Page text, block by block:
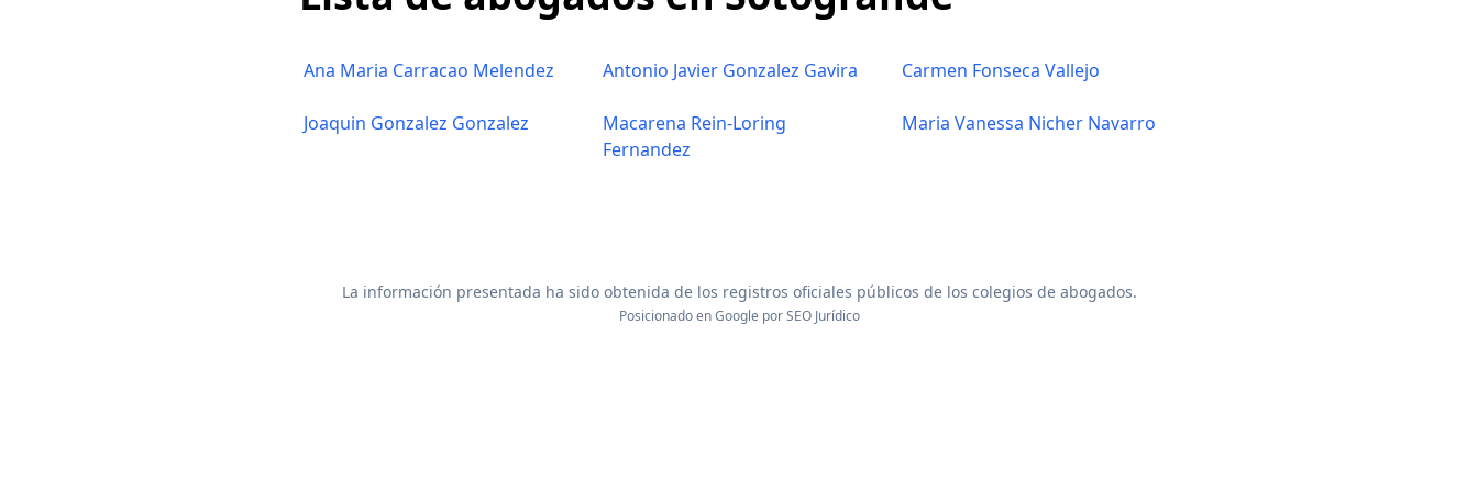
Ana Maria Carracao Melendez Antonio Javier Gonzalez Gavira Carmen Fonseca Vallejo
Joaquin Gonzalez Gonzalez
Macarena Rein-Loring
Fernandez
Maria Vanessa Nicher Navarro
La información presentada ha sido obtenida de los registros oficiales públicos de los colegios de abogados.
Posicionado en Google porSEO Jurídico